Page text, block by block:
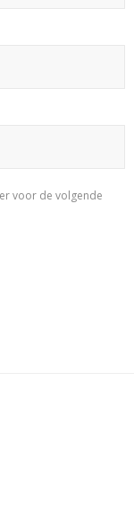
voor de volgende